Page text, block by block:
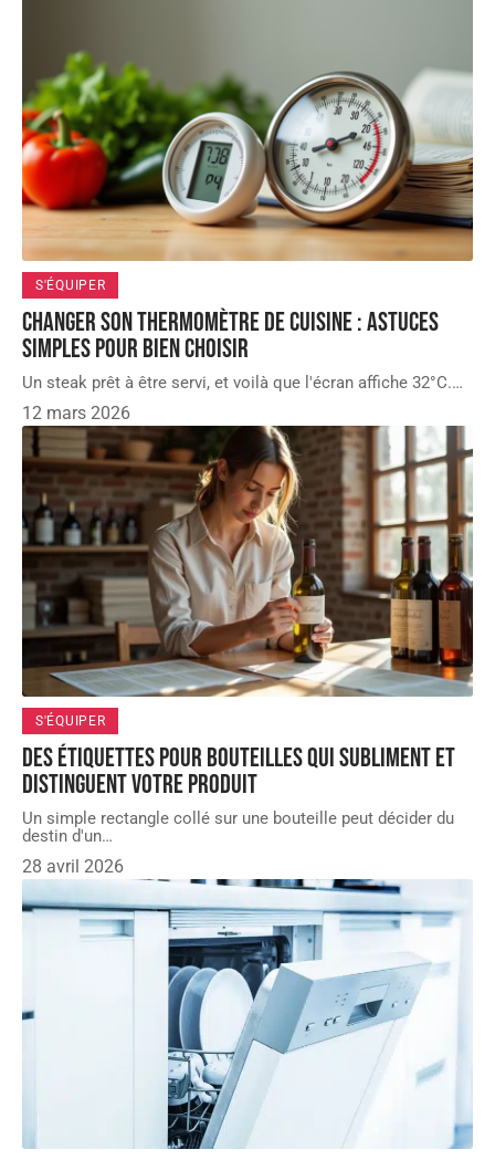
S'ÉQUIPER
Changer son thermomètre de cuisine : astuces
simples pour bien choisir
Un steak prêt à être servi, et voilà que l'écran affiche 32°C.…
12 mars 2026
S'ÉQUIPER
Des étiquettes pour bouteilles qui subliment et
distinguent votre produit
Un simple rectangle collé sur une bouteille peut décider du
destin d'un…
28 avril 2026